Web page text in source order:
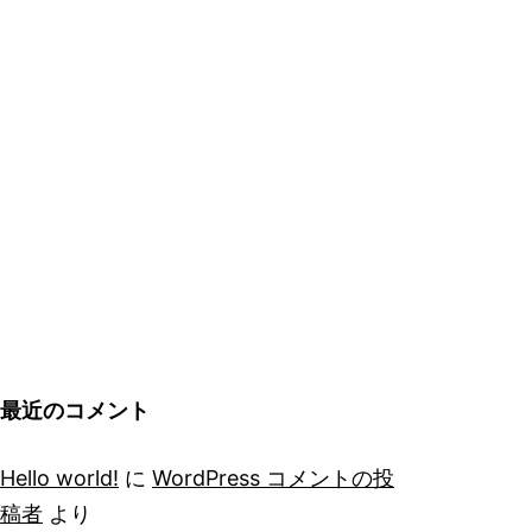
最近のコメント
Hello world! に WordPress コメントの投
稿者 より